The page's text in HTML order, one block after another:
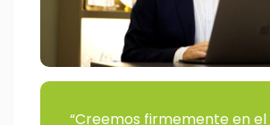
“Creemos firmemente en